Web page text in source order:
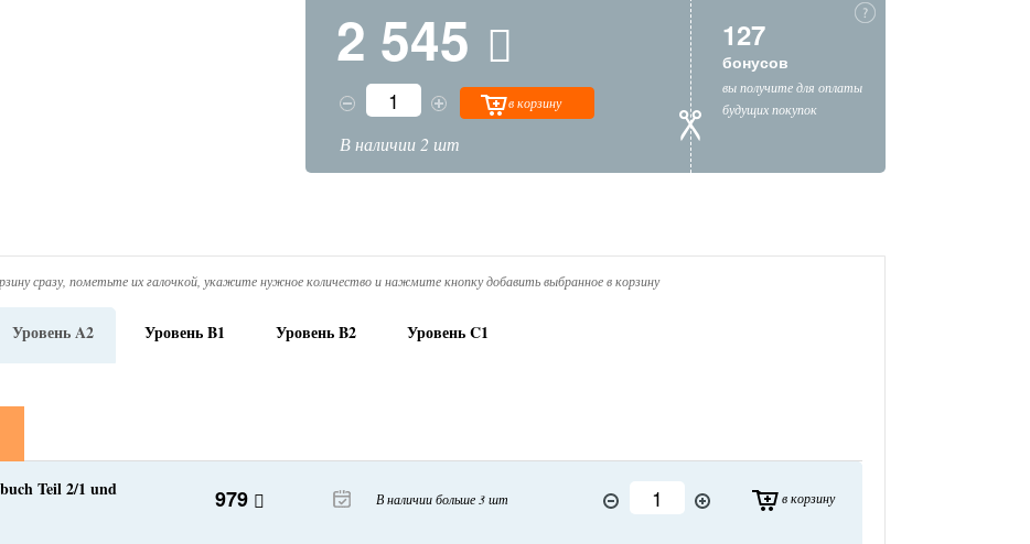
2 545
в корзину
В наличии 2 шт
127
бонусов
вы получите для оплаты
будущих покупок
сразу, пометьте их галочкой, укажите нужное количество и нажмите кнопку добавить выбранное в корзину
Уровень A2 Уровень B1 Уровень B2 Уровень C1
Teil 2/1 und
979 В наличии больше 3 шт в корзину